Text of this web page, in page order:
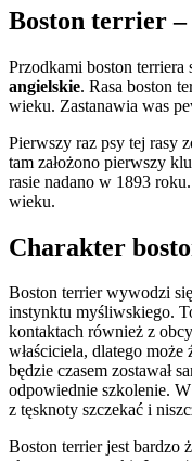
Boston terrier
Przodkami boston terriera
angielskie. Rasa boston
wieku. Zastanawia was
Pierwszy raz psy tej rasy
tam założono pierwszy
rasie nadano w 1893
wieku.
Charakter
Boston terrier wywodzi
instynktu myśliwskiego.
kontaktach również z
właściciela, dlatego może
będzie czasem zostawał
odpowiednie szkolenie.
z tęsknoty szczekać i
Boston terrier jest bardzo